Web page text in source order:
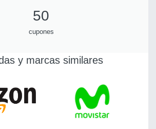
50
cupones
y marcas similares